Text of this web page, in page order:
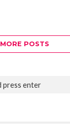
MORE POSTS